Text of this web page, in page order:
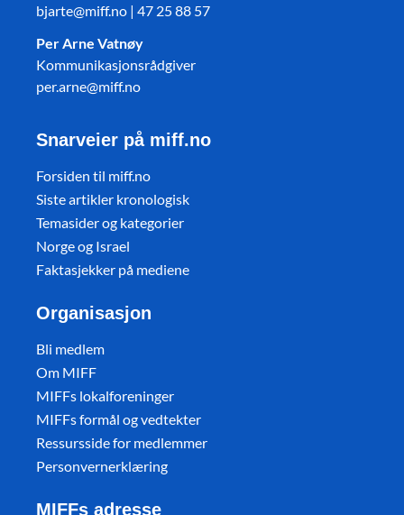
bjarte@miff.no | 47 25 88 57
Per Arne Vatnøy
Kommunikasjonsrådgiver
per.arne@miff.no
Snarveier på miff.no
Forsiden til miff.no
Siste artikler kronologisk
Temasider og kategorier
Norge og Israel
Faktasjekker på mediene
Organisasjon
Bli medlem
Om MIFF
MIFFs lokalforeninger
MIFFs formål og vedtekter
Ressursside for medlemmer
Personvernerklæring
MIFFs adresse